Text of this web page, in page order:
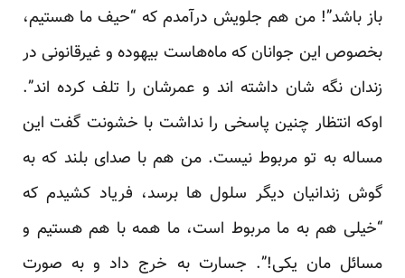
باز باشد”! من هم جلویش درآمدم که “حیف ما هستیم،
بخصوص این جوانان که ماه‌هاست بیهوده و غیرقانونی در
زندان نگه شان داشته اند و عمرشان را تلف کرده اند”.
اوکه انتظار چنین پاسخی را نداشت با خشونت گفت این
مساله به تو مربوط نیست. من هم با صدای بلند که به
گوش زندانیان دیگر سلول ها برسد، فریاد کشیدم که
“خیلی هم به ما مربوط است، ما همه با هم هستیم و
مسائل مان یکی!”. جسارت به خرج داد و به صورت